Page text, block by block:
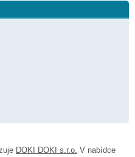
DOKI DOKI s.r.o. V nabídce